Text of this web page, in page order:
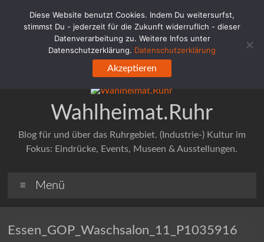
springen
Wahlheimat.Ruhr
Blog für und über das Ruhrgebiet. (Industrie-) Kultur im
Fokus: Eindrücke, Events, Museen & Ausstellungen.
Menü
Essen_GOP_Waschsalon_11_P1035916
Diese Website benutzt Cookies. Indem Du weitersurfst,
stimmst Du - jederzeit für die Zukunft widerruflich - dieser
Datenverarbeitung zu. Weitere Infos unter
Datenschutzerklärung. Datenschutzerklärung
Akzeptieren